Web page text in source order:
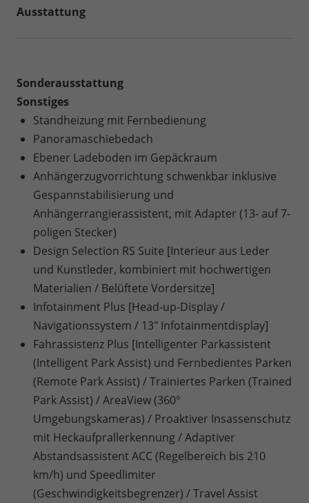
Ausstattung
Sonderausstattung
Sonstiges
Standheizung mit Fernbedienung
Panoramaschiebedach
Ebener Ladeboden im Gepäckraum
Anhängerzugvorrichtung schwenkbar inklusive
Gespannstabilisierung und
Anhängerrangierassistent, mit Adapter (13- auf 7-
poligen Stecker)
Design Selection RS Suite [Interieur aus Leder
und Kunstleder, kombiniert mit hochwertigen
Materialien / Belüftete Vordersitze]
Infotainment Plus [Head-up-Display /
Navigationssystem / 13" Infotainmentdisplay]
Fahrassistenz Plus [Intelligenter Parkassistent
(Intelligent Park Assist) und Fernbedientes Parken
(Remote Park Assist) / Trainiertes Parken (Trained
Park Assist) / AreaView (360°
Umgebungskameras) / Proaktiver Insassenschutz
mit Heckaufprallerkennung / Adaptiver
Abstandsassistent ACC (Regelbereich bis 210
km/h) und Speedlimiter
(Geschwindigkeitsbegrenzer) / Travel Assist